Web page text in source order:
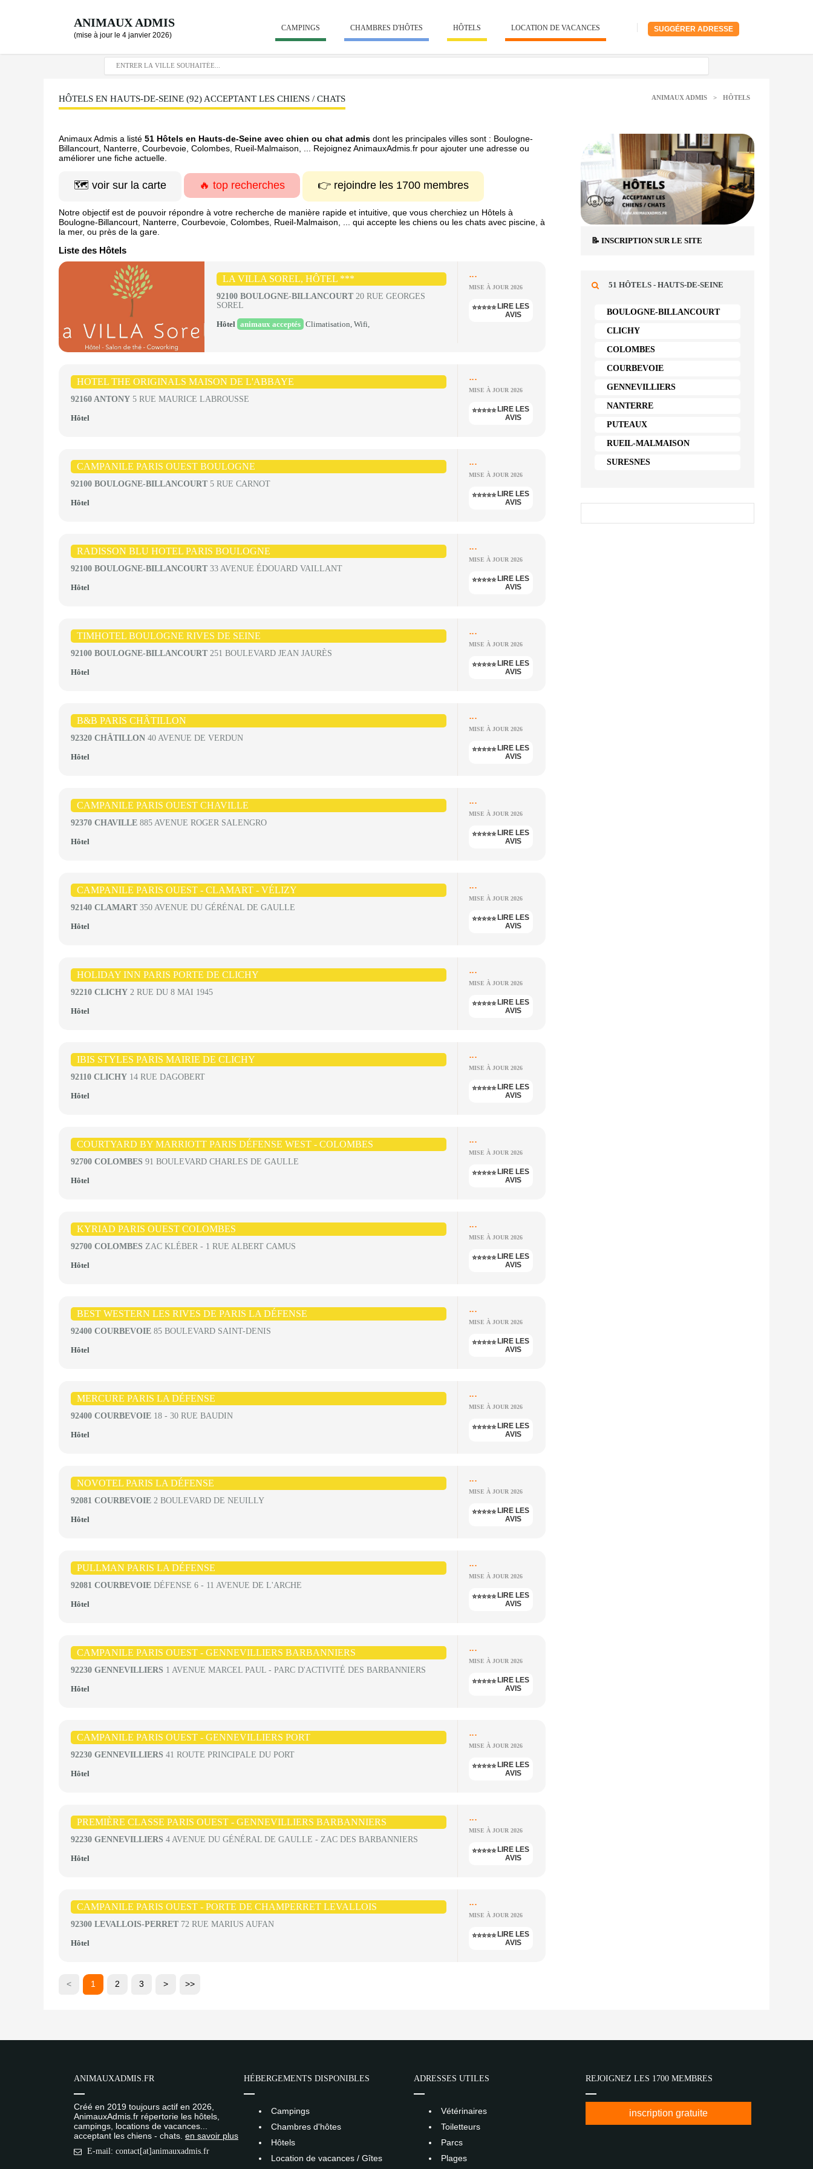
ANIMAUX ADMIS
(mise à jour le 4 janvier 2026)
SUGGÉRER ADRESSE
CAMPINGS CHAMBRES D'HÔTES HÔTELS LOCATION DE VACANCES
HÔTELS EN HAUTS-DE-SEINE (92) ACCEPTANT LES CHIENS / CHATS ANIMAUX ADMIS > HÔTELS
Animaux Admis a listé 51 Hôtels en Hauts-de-Seine avec chien ou chat admis dont les principales villes sont : Boulogne-
Billancourt, Nanterre, Courbevoie, Colombes, Rueil-Malmaison, ... Rejoignez AnimauxAdmis.fr pour ajouter une adresse ou
améliorer une fiche actuelle.
🗺️ voir sur la carte 🔥 top recherches 👉 rejoindre les 1700 membres
Notre objectif est de pouvoir répondre à votre recherche de manière rapide et intuitive, que vous cherchiez un Hôtels à
Boulogne-Billancourt, Nanterre, Courbevoie, Colombes, Rueil-Malmaison, ... qui accepte les chiens ou les chats avec piscine, à
la mer, ou près de la gare.
Liste des Hôtels
LA VILLA SOREL, HÔTEL ***
92100 BOULOGNE-BILLANCOURT 20 RUE GEORGES
SOREL
Hôtel animaux acceptés Climatisation, Wifi,
...
MISE À JOUR 2026
⭐⭐⭐⭐⭐ LIRE LES
AVIS
HOTEL THE ORIGINALS MAISON DE L'ABBAYE
92160 ANTONY 5 RUE MAURICE LABROUSSE
Hôtel
...
MISE À JOUR 2026
⭐⭐⭐⭐⭐ LIRE LES
AVIS
CAMPANILE PARIS OUEST BOULOGNE
92100 BOULOGNE-BILLANCOURT 5 RUE CARNOT
Hôtel
...
MISE À JOUR 2026
⭐⭐⭐⭐⭐ LIRE LES
AVIS
RADISSON BLU HOTEL PARIS BOULOGNE
92100 BOULOGNE-BILLANCOURT 33 AVENUE ÉDOUARD VAILLANT
Hôtel
...
MISE À JOUR 2026
⭐⭐⭐⭐⭐ LIRE LES
AVIS
TIMHOTEL BOULOGNE RIVES DE SEINE
92100 BOULOGNE-BILLANCOURT 251 BOULEVARD JEAN JAURÈS
Hôtel
...
MISE À JOUR 2026
⭐⭐⭐⭐⭐ LIRE LES
AVIS
B&B PARIS CHÂTILLON
92320 CHÂTILLON 40 AVENUE DE VERDUN
Hôtel
...
MISE À JOUR 2026
⭐⭐⭐⭐⭐ LIRE LES
AVIS
CAMPANILE PARIS OUEST CHAVILLE
92370 CHAVILLE 885 AVENUE ROGER SALENGRO
Hôtel
...
MISE À JOUR 2026
⭐⭐⭐⭐⭐ LIRE LES
AVIS
CAMPANILE PARIS OUEST - CLAMART - VÉLIZY
92140 CLAMART 350 AVENUE DU GÉRÉNAL DE GAULLE
Hôtel
...
MISE À JOUR 2026
⭐⭐⭐⭐⭐ LIRE LES
AVIS
HOLIDAY INN PARIS PORTE DE CLICHY
92210 CLICHY 2 RUE DU 8 MAI 1945
Hôtel
...
MISE À JOUR 2026
⭐⭐⭐⭐⭐ LIRE LES
AVIS
IBIS STYLES PARIS MAIRIE DE CLICHY
92110 CLICHY 14 RUE DAGOBERT
Hôtel
...
MISE À JOUR 2026
⭐⭐⭐⭐⭐ LIRE LES
AVIS
COURTYARD BY MARRIOTT PARIS DÉFENSE WEST - COLOMBES
92700 COLOMBES 91 BOULEVARD CHARLES DE GAULLE
Hôtel
...
MISE À JOUR 2026
⭐⭐⭐⭐⭐ LIRE LES
AVIS
KYRIAD PARIS OUEST COLOMBES
92700 COLOMBES ZAC KLÉBER - 1 RUE ALBERT CAMUS
Hôtel
...
MISE À JOUR 2026
⭐⭐⭐⭐⭐ LIRE LES
AVIS
BEST WESTERN LES RIVES DE PARIS LA DÉFENSE
92400 COURBEVOIE 85 BOULEVARD SAINT-DENIS
Hôtel
...
MISE À JOUR 2026
⭐⭐⭐⭐⭐ LIRE LES
AVIS
MERCURE PARIS LA DÉFENSE
92400 COURBEVOIE 18 - 30 RUE BAUDIN
Hôtel
...
MISE À JOUR 2026
⭐⭐⭐⭐⭐ LIRE LES
AVIS
NOVOTEL PARIS LA DÉFENSE
92081 COURBEVOIE 2 BOULEVARD DE NEUILLY
Hôtel
...
MISE À JOUR 2026
⭐⭐⭐⭐⭐ LIRE LES
AVIS
PULLMAN PARIS LA DÉFENSE
92081 COURBEVOIE DÉFENSE 6 - 11 AVENUE DE L'ARCHE
Hôtel
...
MISE À JOUR 2026
⭐⭐⭐⭐⭐ LIRE LES
AVIS
CAMPANILE PARIS OUEST - GENNEVILLIERS BARBANNIERS
92230 GENNEVILLIERS 1 AVENUE MARCEL PAUL - PARC D'ACTIVITÉ DES BARBANNIERS
Hôtel
...
MISE À JOUR 2026
⭐⭐⭐⭐⭐ LIRE LES
AVIS
CAMPANILE PARIS OUEST - GENNEVILLIERS PORT
92230 GENNEVILLIERS 41 ROUTE PRINCIPALE DU PORT
Hôtel
...
MISE À JOUR 2026
⭐⭐⭐⭐⭐ LIRE LES
AVIS
PREMIÈRE CLASSE PARIS OUEST - GENNEVILLIERS BARBANNIERS
92230 GENNEVILLIERS 4 AVENUE DU GÉNÉRAL DE GAULLE - ZAC DES BARBANNIERS
Hôtel
...
MISE À JOUR 2026
⭐⭐⭐⭐⭐ LIRE LES
AVIS
CAMPANILE PARIS OUEST - PORTE DE CHAMPERRET LEVALLOIS
92300 LEVALLOIS-PERRET 72 RUE MARIUS AUFAN
Hôtel
...
MISE À JOUR 2026
⭐⭐⭐⭐⭐ LIRE LES
AVIS
< 1 2 3 > >>
📝 INSCRIPTION SUR LE SITE
51 HÔTELS - HAUTS-DE-SEINE
BOULOGNE-BILLANCOURT
CLICHY
COLOMBES
COURBEVOIE
GENNEVILLIERS
NANTERRE
PUTEAUX
RUEIL-MALMAISON
SURESNES
ANIMAUXADMIS.FR
Créé en 2019 toujours actif en 2026,
AnimauxAdmis.fr répertorie les hôtels,
campings, locations de vacances...
acceptant les chiens - chats. en savoir plus
E-mail: contact[at]animauxadmis.fr
HÉBERGEMENTS DISPONIBLES
Campings
Chambres d'hôtes
Hôtels
Location de vacances / Gîtes
ADRESSES UTILES
Vétérinaires
Toiletteurs
Parcs
Plages
REJOIGNEZ LES 1700 MEMBRES
inscription gratuite